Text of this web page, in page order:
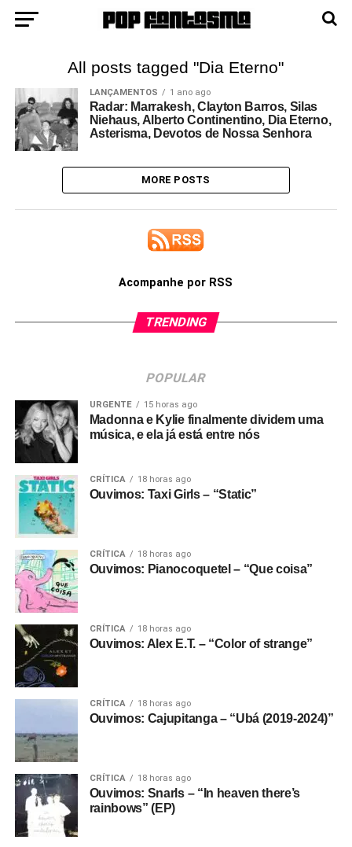
All posts tagged "Dia Eterno"
LANÇAMENTOS 1 ano ago
Radar: Marrakesh, Clayton Barros, Silas
Niehaus, Alberto Continentino, Dia Eterno,
Asterisma, Devotos de Nossa Senhora
MORE POSTS
Acompanhe por RSS
TRENDING
POPULAR
URGENTE 15 horas ago
Madonna e Kylie finalmente dividem uma
música, e ela já está entre nós
CRÍTICA 18 horas ago
Ouvimos: Taxi Girls – “Static”
CRÍTICA 18 horas ago
Ouvimos: Pianocoquetel – “Que coisa”
CRÍTICA 18 horas ago
Ouvimos: Alex E.T. – “Color of strange”
CRÍTICA 18 horas ago
Ouvimos: Cajupitanga – “Ubá (2019-2024)”
CRÍTICA 18 horas ago
Ouvimos: Snarls – “In heaven there’s
rainbows” (EP)